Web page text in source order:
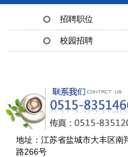
招聘职位
校园招聘
地址：江苏省盐城市大丰区南
路266号